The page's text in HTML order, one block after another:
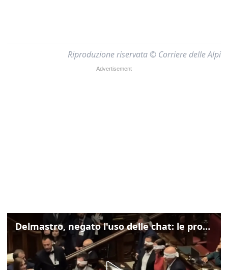
Riproduzione riservata © Corriere delle Alpi
Delmastro, negato l'uso delle chat: le proteste di Avs e M5s